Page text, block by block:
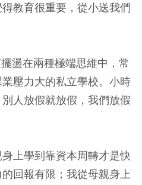
教育很重要，從小送我們
盪在兩種極端思維中，常
壓力大的私立學校。小時
人放假就放假，我們放假
上學到靠資本周轉才是快
回報有限；我從母親身上